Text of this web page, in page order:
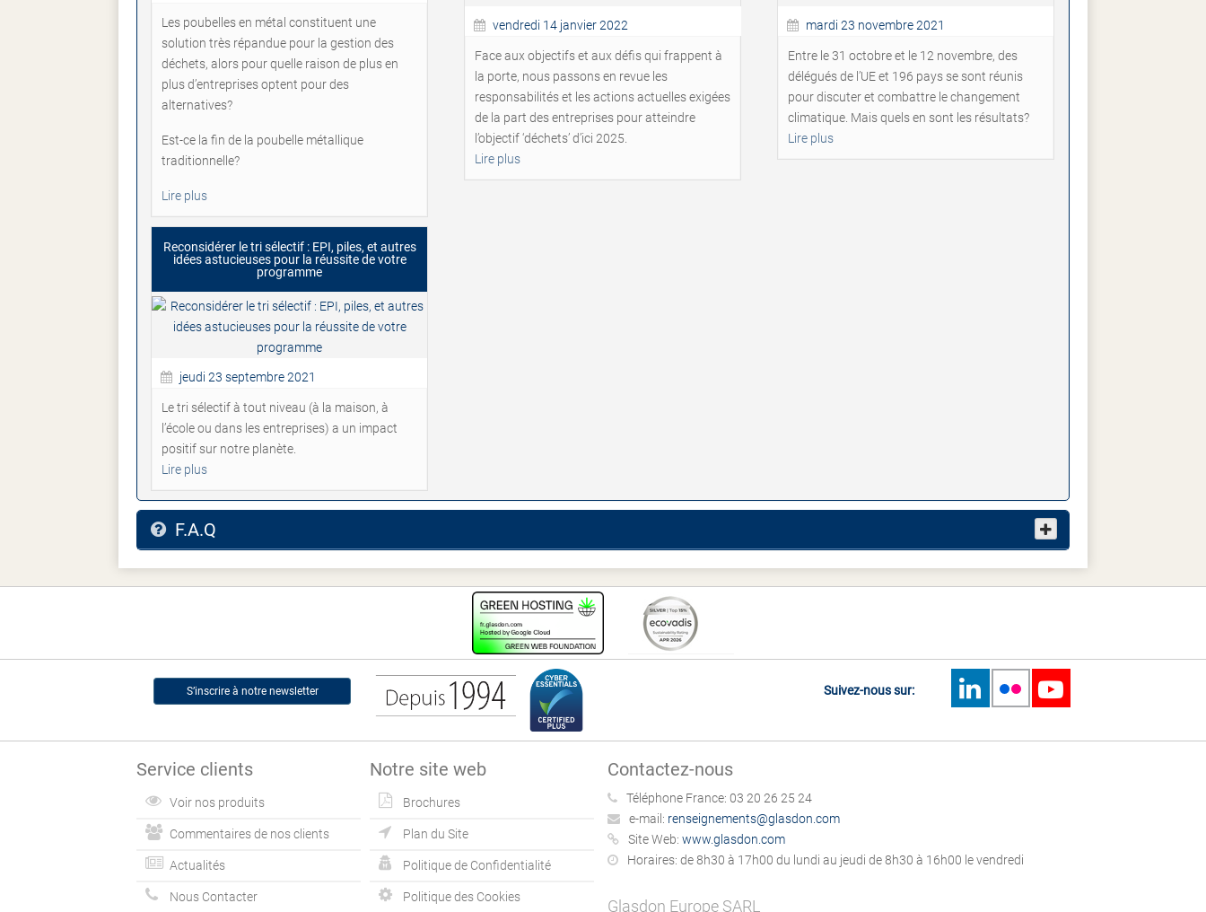
Les poubelles en métal constituent une
solution très répandue pour la gestion des
déchets, alors pour quelle raison de plus en
plus d’entreprises optent pour des
alternatives?
Est-ce la fin de la poubelle métallique
traditionnelle?
Lire plus
vendredi 14 janvier 2022
Face aux objectifs et aux défis qui frappent à
la porte, nous passons en revue les
responsabilités et les actions actuelles exigées
de la part des entreprises pour atteindre
l’objectif ‘déchets’ d’ici 2025.
Lire plus
mardi 23 novembre 2021
Entre le 31 octobre et le 12 novembre, des
délégués de l’UE et 196 pays se sont réunis
pour discuter et combattre le changement
climatique. Mais quels en sont les résultats?
Lire plus
Reconsidérer le tri sélectif : EPI, piles, et autres
idées astucieuses pour la réussite de votre
programme
jeudi 23 septembre 2021
Le tri sélectif à tout niveau (à la maison, à
l’école ou dans les entreprises) a un impact
positif sur notre planète.
Lire plus
F.A.Q
S’inscrire à notre newsletter Suivez-nous sur:
Service clients
Voir nos produits
Commentaires de nos clients
Actualités
Nous Contacter
Notre site web
Brochures
Plan du Site
Politique de Confidentialité
Politique des Cookies
Contactez-nous
Téléphone France: 03 20 26 25 24
e-mail: renseignements@glasdon.com
Site Web: www.glasdon.com
Horaires: de 8h30 à 17h00 du lundi au jeudi de 8h30 à 16h00 le vendredi
Glasdon Europe SARL